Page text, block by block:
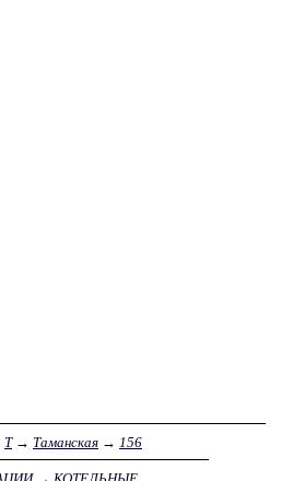
Т→ Таманская → 156